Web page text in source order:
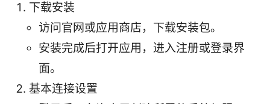
下载安装
访问官网或应用商店，下载安装包。
安装完成后打开应用，进入注册或登录界
面。
基本连接设置